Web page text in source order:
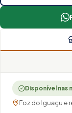
Disponível nas
Foz do Iguaçu e